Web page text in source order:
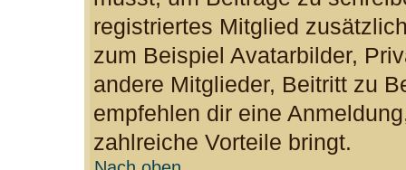
registriertes Mitglied
zum Beispiel Avatarbilder,
andere Mitglieder, Beitritt zu
empfehlen dir eine
zahlreiche Vorteile bringt.